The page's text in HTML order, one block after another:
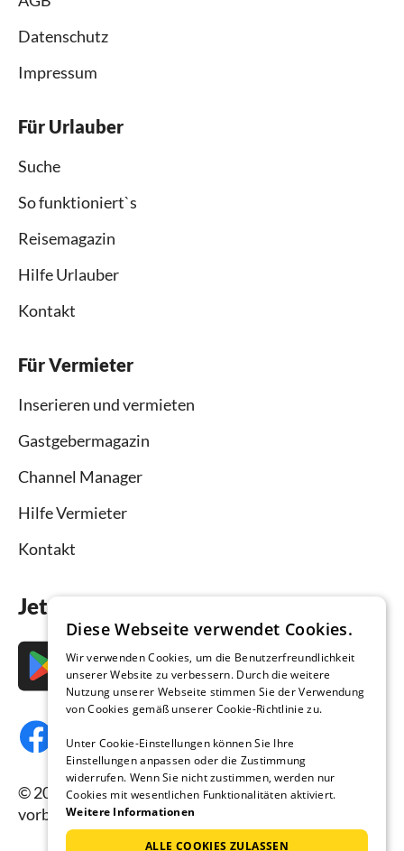
Datenschutz
Impressum
Für Urlauber
Suche
So funktioniert`s
Reisemagazin
Hilfe Urlauber
Kontakt
Für Vermieter
Inserieren und vermieten
Gastgebermagazin
Channel Manager
Hilfe Vermieter
Kontakt
Jetzt die App downloaden
© 2026 Ferienhausmiete.de, alle Rechte
vorbehalten.
Diese Webseite verwendet Cookies.
Wir verwenden Cookies, um die Benutzerfreundlichkeit
unserer Website zu verbessern. Durch die weitere
Nutzung unserer Webseite stimmen Sie der Verwendung
von Cookies gemäß unserer Cookie-Richtlinie zu.
Unter Cookie-Einstellungen können Sie Ihre
Einstellungen anpassen oder die Zustimmung
widerrufen. Wenn Sie nicht zustimmen, werden nur
Cookies mit wesentlichen Funktionalitäten aktiviert.
Weitere Informationen
ALLE COOKIES ZULASSEN